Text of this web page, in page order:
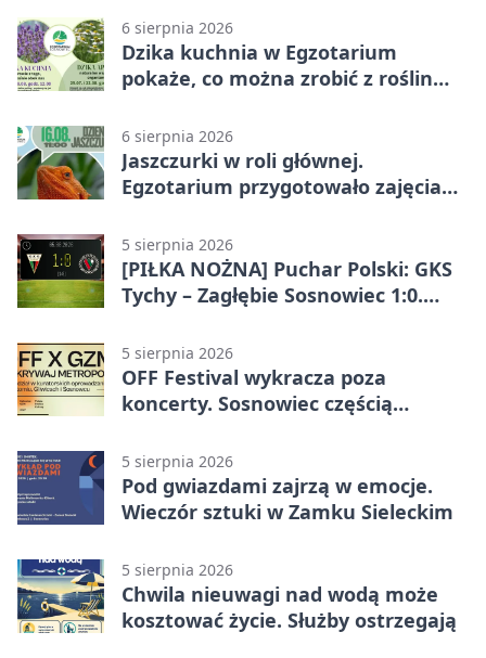
6 sierpnia 2026
Dzika kuchnia w Egzotarium
pokaże, co można zrobić z roślin
6 sierpnia 2026
Jaszczurki w roli głównej.
Egzotarium przygotowało zajęcia
5 sierpnia 2026
[PIŁKA NOŻNA] Puchar Polski: GKS
Tychy – Zagłębie Sosnowiec 1:0.
przed przerwą
5 sierpnia 2026
OFF Festival wykracza poza
koncerty. Sosnowiec częścią
5 sierpnia 2026
Pod gwiazdami zajrzą w emocje.
Wieczór sztuki w Zamku Sieleckim
5 sierpnia 2026
Chwila nieuwagi nad wodą może
kosztować życie. Służby ostrzegają